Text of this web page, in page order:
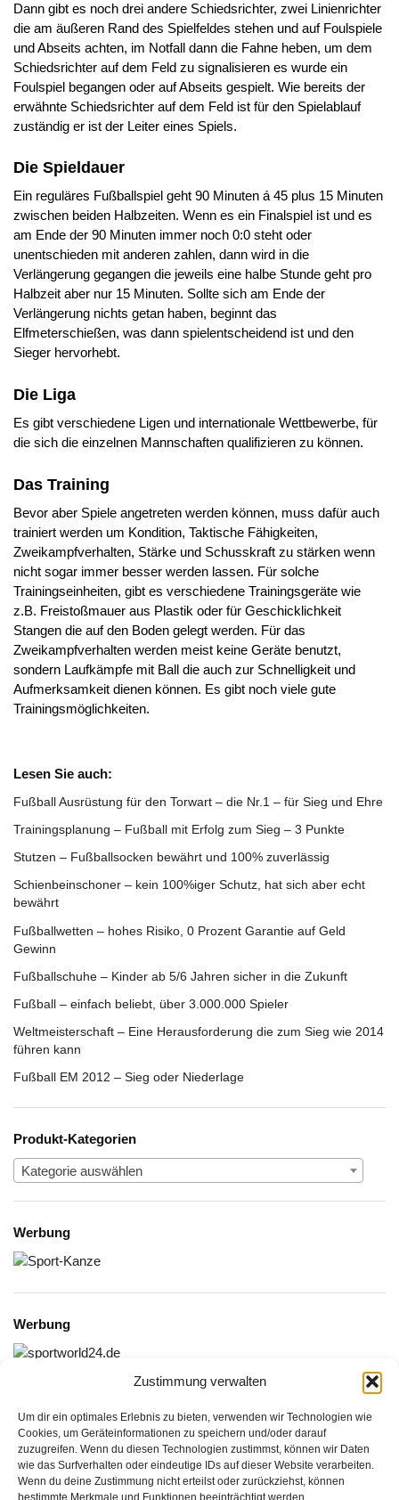
Zustimmung verwalten
Um dir ein optimales Erlebnis zu bieten, verwenden wir Technologien wie
Cookies, um Geräteinformationen zu speichern und/oder darauf
zuzugreifen. Wenn du diesen Technologien zustimmst, können wir Daten
wie das Surfverhalten oder eindeutige IDs auf dieser Website verarbeiten.
Wenn du deine Zustimmung nicht erteilst oder zurückziehst, können
bestimmte Merkmale und Funktionen beeinträchtigt werden.
Dann gibt es noch drei andere Schiedsrichter, zwei Linienrichter
die am äußeren Rand des Spielfeldes stehen und auf Foulspiele
und Abseits achten, im Notfall dann die Fahne heben, um dem
Schiedsrichter auf dem Feld zu signalisieren es wurde ein
Foulspiel begangen oder auf Abseits gespielt. Wie bereits der
erwähnte Schiedsrichter auf dem Feld ist für den Spielablauf
zuständig er ist der Leiter eines Spiels.
Die Spieldauer
Ein reguläres Fußballspiel geht 90 Minuten á 45 plus 15 Minuten
zwischen beiden Halbzeiten. Wenn es ein Finalspiel ist und es
am Ende der 90 Minuten immer noch 0:0 steht oder
unentschieden mit anderen zahlen, dann wird in die
Verlängerung gegangen die jeweils eine halbe Stunde geht pro
Halbzeit aber nur 15 Minuten. Sollte sich am Ende der
Verlängerung nichts getan haben, beginnt das
Elfmeterschießen, was dann spielentscheidend ist und den
Sieger hervorhebt.
Die Liga
Es gibt verschiedene Ligen und internationale Wettbewerbe, für
die sich die einzelnen Mannschaften qualifizieren zu können.
Das Training
Bevor aber Spiele angetreten werden können, muss dafür auch
trainiert werden um Kondition, Taktische Fähigkeiten,
Zweikampfverhalten, Stärke und Schusskraft zu stärken wenn
nicht sogar immer besser werden lassen. Für solche
Trainingseinheiten, gibt es verschiedene Trainingsgeräte wie
z.B. Freistoßmauer aus Plastik oder für Geschicklichkeit
Stangen die auf den Boden gelegt werden. Für das
Zweikampfverhalten werden meist keine Geräte benutzt,
sondern Laufkämpfe mit Ball die auch zur Schnelligkeit und
Aufmerksamkeit dienen können. Es gibt noch viele gute
Trainingsmöglichkeiten.
Lesen Sie auch:
Fußball Ausrüstung für den Torwart – die Nr.1 – für Sieg und Ehre
Trainingsplanung – Fußball mit Erfolg zum Sieg – 3 Punkte
Stutzen – Fußballsocken bewährt und 100% zuverlässig
Schienbeinschoner – kein 100%iger Schutz, hat sich aber echt
bewährt
Fußballwetten – hohes Risiko, 0 Prozent Garantie auf Geld
Gewinn
Fußballschuhe – Kinder ab 5/6 Jahren sicher in die Zukunft
Fußball – einfach beliebt, über 3.000.000 Spieler
Weltmeisterschaft – Eine Herausforderung die zum Sieg wie 2014
führen kann
Fußball EM 2012 – Sieg oder Niederlage
Produkt-Kategorien
Kategorie auswählen
Werbung
Werbung
Informationen:
Datenschutzerklärung